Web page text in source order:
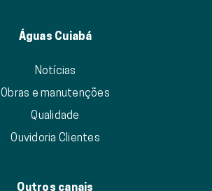
Águas Cuiabá
Notícias
Obras e manutenções
Qualidade
Ouvidoria Clientes
Outros canais